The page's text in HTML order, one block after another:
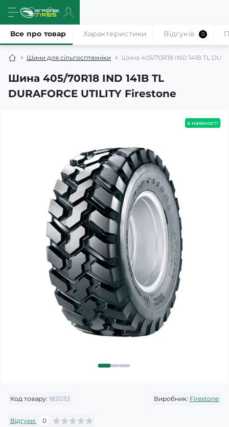
Шини для сільгосптехніки Шина 405/70R18 IND 141B TL
Шина 405/70R18 IND 141B TL
DURAFORCE UTILITY Firestone
Все про товар Характеристики Відгуків 0
в наявності
Код товару: 182033 Виробник: Firestone
Відгуки: 0